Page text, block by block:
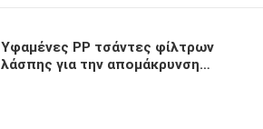
Υφαμένες PP τσάντες φίλτρων
λάσπης για την απομάκρυνση